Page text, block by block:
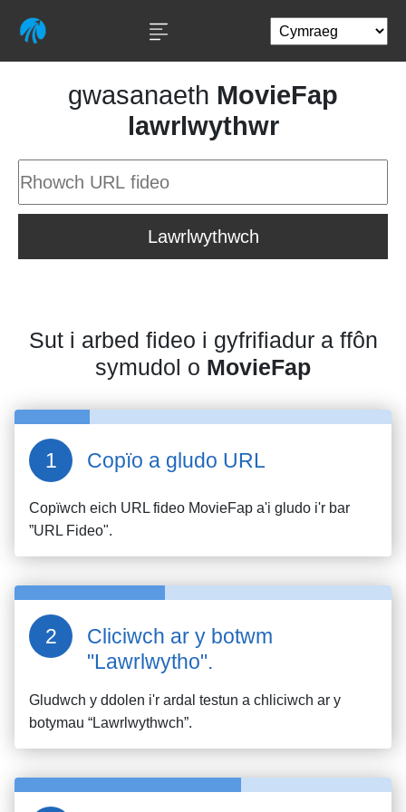
gwasanaeth MovieFap
lawrlwythwr
Lawrlwythwch
Sut i arbed fideo i gyfrifiadur a ffôn
symudol o MovieFap
Copïo a gludo URL
Copïwch eich URL fideo MovieFap a'i gludo i'r bar
”URL Fideo".
Cliciwch ar y botwm
"Lawrlwytho".
Gludwch y ddolen i'r ardal testun a chliciwch ar y
botymau “Lawrlwythwch”.